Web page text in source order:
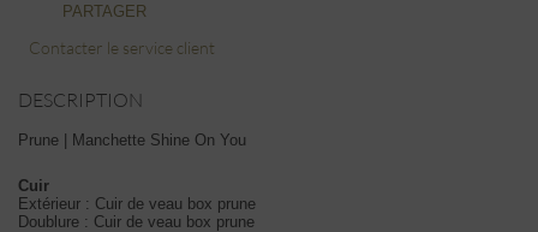
PARTAGER
Contacter le service client
DESCRIPTION
Prune | Manchette Shine On You
Cuir
Extérieur : Cuir de veau box prune
Doublure : Cuir de veau box prune